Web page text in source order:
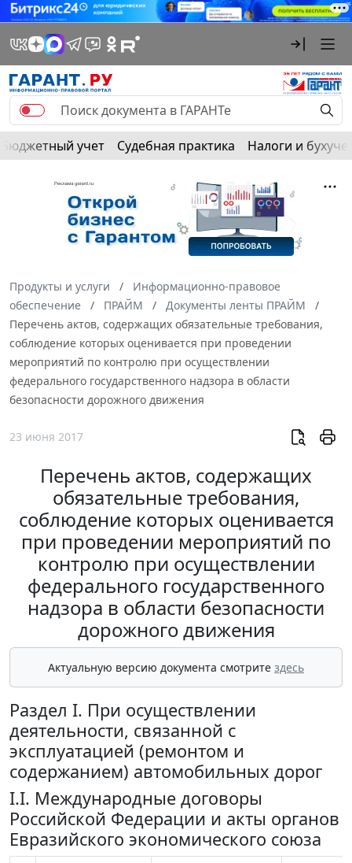
Бюджетный учет Судебная практика Налоги и
Продукты и услуги
Информационно-правовое
обеспечение
ПРАЙМ
Документы ленты ПРАЙМ
Перечень актов, содержащих обязательные требования,
соблюдение которых оценивается при проведении
мероприятий по контролю при осуществлении
федерального государственного надзора в области
безопасности дорожного движения
23 июня 2017
Перечень актов, содержащих
обязательные требования,
соблюдение которых оценивается
при проведении мероприятий по
контролю при осуществлении
федерального государственного
надзора в области безопасности
дорожного движения
Актуальную версию документа смотрите здесь
Раздел I. При осуществлении
деятельности, связанной с
эксплуатацией (ремонтом и
содержанием) автомобильных дорог
I.I. Международные договоры
Российской Федерации и акты органов
Евразийского экономического союза